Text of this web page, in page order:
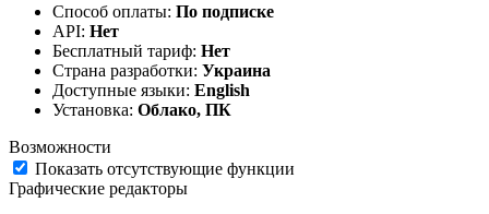
Способ оплаты: По подписке
API: Нет
Бесплатный тариф: Нет
Страна разработки: Украина
Доступные языки: English
Установка: Облако, ПК
Возможности
Показать отсутствующие функции
Графические редакторы